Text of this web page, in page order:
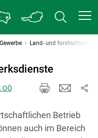
Land- und
OÖ
Betrieb
auch im Bereich